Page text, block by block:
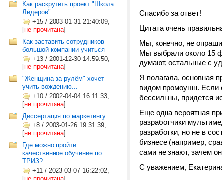
Как раскрутить проект "Школа
Лидеров"
+15 / 2003-01-31 21:40:09,
[не прочитана]
Как заставить сотрудников
большой компании учиться
+13 / 2001-12-30 14:59:50,
[не прочитана]
"Женщина за рулём" хочет
учить вождению...
+10 / 2002-04-04 16:11:33,
[не прочитана]
Диссертация по маркетингу
+8 / 2003-01-26 19:31:39,
[не прочитана]
Где можно пройти
качественное обучение по
ТРИЗ?
+11 / 2023-03-07 16:22:02,
[не прочитана]
Спасибо за ответ!
Цитата очень
Мы, конечно, не
Мы выбрали около 15
думают, остальные с
Я полагала, основная
видом промоушн. Если
бессильны, придется
Еще одна вероятная
разработчики
разработки, но не в
бизнесе (например,
сами не знают, зачем
С уважением,